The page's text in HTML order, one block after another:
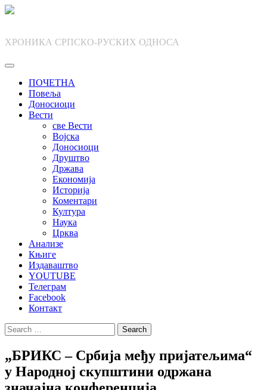
Skip
ХРОНИКА СРПСКО-РУСКИХ ОДНОСА
ПОЧЕТНА
Повеља
Доносиоци
Вести
све Вести
Војска
Доносиоци
Друштво
Држава
Економија
Историја
Коментари
Култура
Наука
Црква
Анализе
Књиге
Издаваштво
YOUTUBE
Телеграм
Facebook
Контакт
Search
for:
„БРИКС – Србија међу пријатељима“
у Народној скупштини одржана